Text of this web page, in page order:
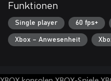
Funktionen
Single player 60 fps+
Xbox – Anwesenheit